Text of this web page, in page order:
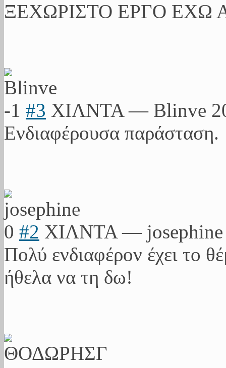
ΞΕΧΩΡΙΣΤΟ ΕΡΓΟ ΕΧΩ
-1 #3 ΧΙΛΝΤΑ— Blinve
Ενδιαφέρουσα παράσταση.
0 #2 ΧΙΛΝΤΑ— josephine
Πολύ ενδιαφέρον έχει το
ήθελα να τη δω!